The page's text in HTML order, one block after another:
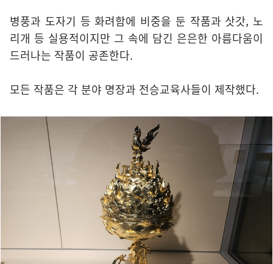
병풍과 도자기 등 화려함에 비중을 둔 작품과 삿갓, 노
리개 등 실용적이지만 그 속에 담긴 은은한 아름다움이
드러나는 작품이 공존한다.
모든 작품은 각 분야 명장과 전승교육사들이 제작했다.